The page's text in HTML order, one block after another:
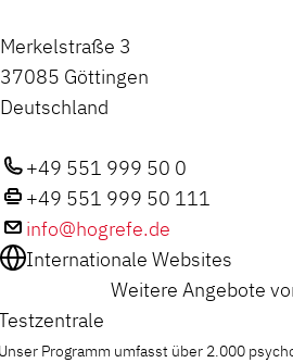
Merkelstraße 3
37085 Göttingen
Deutschland
+49 551 999 50 0
+49 551 999 50 111
info@hogrefe.de
Internationale Websites
Weitere Angebote
Programm umfasst über 2.000